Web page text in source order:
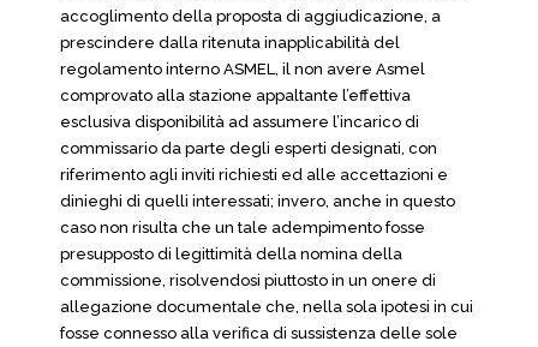
accoglimento della proposta di aggiudicazione, a
prescindere dalla ritenuta inapplicabilità del
regolamento interno ASMEL, il non avere Asmel
comprovato alla stazione appaltante l’effettiva
esclusiva disponibilità ad assumere l’incarico di
commissario da parte degli esperti designati, con
riferimento agli inviti richiesti ed alle accettazioni e
dinieghi di quelli interessati; invero, anche in questo
caso non risulta che un tale adempimento fosse
presupposto di legittimità della nomina della
commissione, risolvendosi piuttosto in un onere di
allegazione documentale che, nella sola ipotesi in cui
fosse connesso alla verifica di sussistenza delle sole